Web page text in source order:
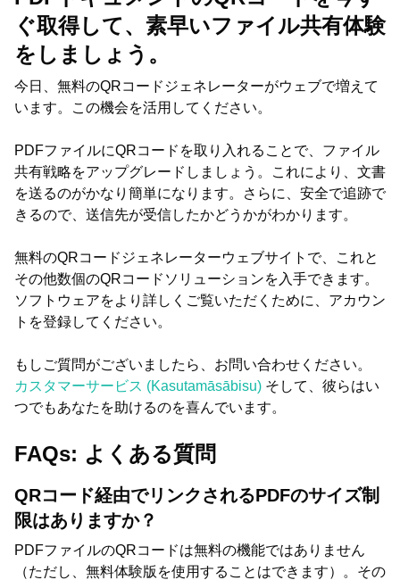
ぐ取得して、素早いファイル共有体験
をしましょう。
今日、無料のQRコードジェネレーターがウェブで増えて
います。この機会を活用してください。
PDFファイルにQRコードを取り入れることで、ファイル
共有戦略をアップグレードしましょう。これにより、文書
を送るのがかなり簡単になります。さらに、安全で追跡で
きるので、送信先が受信したかどうかがわかります。
無料のQRコードジェネレーターウェブサイトで、これと
その他数個のQRコードソリューションを入手できます。
ソフトウェアをより詳しくご覧いただくために、アカウン
トを登録してください。
もしご質問がございましたら、お問い合わせください。
カスタマーサービス (Kasutamāsābisu) そして、彼らはい
つでもあなたを助けるのを喜んでいます。
FAQs: よくある質問
QRコード経由でリンクされるPDFのサイズ制
限はありますか？
PDFファイルのQRコードは無料の機能ではありません
（ただし、無料体験版を使用することはできます）。その